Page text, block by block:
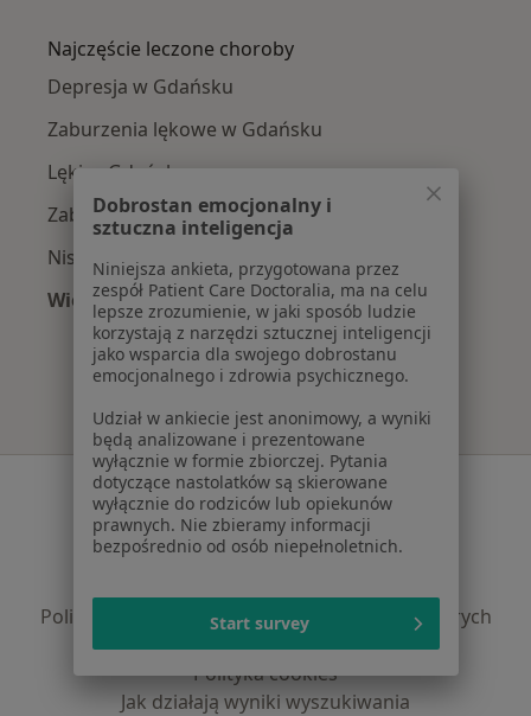
Najczęście leczone choroby
Depresja w Gdańsku
Zaburzenia lękowe w Gdańsku
Lęki w Gdańsku
Zaburzenia nastroju w Gdańsku
Niskie poczucie własnej wartości w Gdańsku
Więcej (15)
Więcej w kategorii: Najczęście leczone
Serwis
Regulamin
Polityka prywatności pacjentów
Polityka prywatności dla profesjonalistów, których
dane pozyskaliśmy samodzielnie
Polityka cookies
Jak działają wyniki wyszukiwania
Dobrostan emocjonalny i
sztuczna inteligencja
Niniejsza ankieta, przygotowana przez
zespół Patient Care Doctoralia, ma na celu
lepsze zrozumienie, w jaki sposób ludzie
korzystają z narzędzi sztucznej inteligencji
jako wsparcia dla swojego dobrostanu
emocjonalnego i zdrowia psychicznego.
Udział w ankiecie jest anonimowy, a wyniki
będą analizowane i prezentowane
wyłącznie w formie zbiorczej. Pytania
dotyczące nastolatków są skierowane
wyłącznie do rodziców lub opiekunów
prawnych. Nie zbieramy informacji
bezpośrednio od osób niepełnoletnich.
Start survey